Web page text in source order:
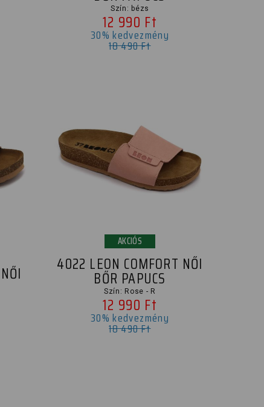
Szín: bézs
12 990 Ft
30% kedvezmény
18 490 Ft
AKCIÓS
4022 LEON COMFORT NŐI
BŐR PAPUCS
Szín: Rose - R
12 990 Ft
30% kedvezmény
18 490 Ft